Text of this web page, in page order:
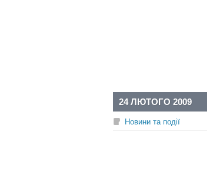
24 ЛЮТОГО 2009
Новини та події